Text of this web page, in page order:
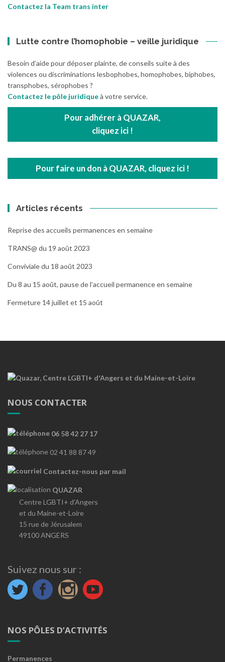
Contactez la Team trans inter
Lutte contre l’homophobie – veille juridique
Besoin d’aide pour déposer plainte, de conseils suite à des
violences ou discriminations lesbophobes, homophobes, biphobes,
transphobes, sérophobes ?
Contactez le pôle juridiqueà votre service.
Pour adhérer à QUAZAR,
cliquez ici !
Pour faire un don à QUAZAR, cliquez ici !
Articles récents
Reprise des accueils permanences en semaine
TRANS@ du 19 août 2023
Conviviale du 18 août 2023
Du 8 au 15 août, pause de l’accueil permanence en semaine
Fermeture 14 juillet et 15 août
NOUS CONTACTER
06 58 42 27 17
02 41 88 87 49
Contactez-nous par mail
QUAZAR
Centre LGBTI+ d’Angers
et du Maine-et-Loire
15 rue de Jérusalem
49100 ANGERS
Suivez nous sur :
NOS PÔLES D’ACTIVITÉS
Permanences